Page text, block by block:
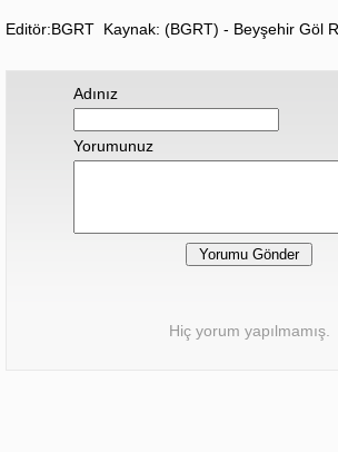
Editör:BGRT Kaynak: (BGRT) - Beyşehir Göl
Adınız
Yorumunuz
Hiç yorum yapılmamış.